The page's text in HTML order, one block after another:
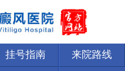
挂号指南 来院路线